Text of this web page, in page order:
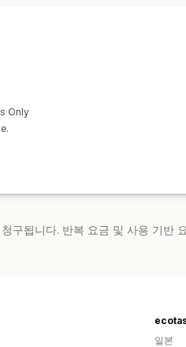
Only
구됩니다. 반복 요금 및 사용 기반
일본